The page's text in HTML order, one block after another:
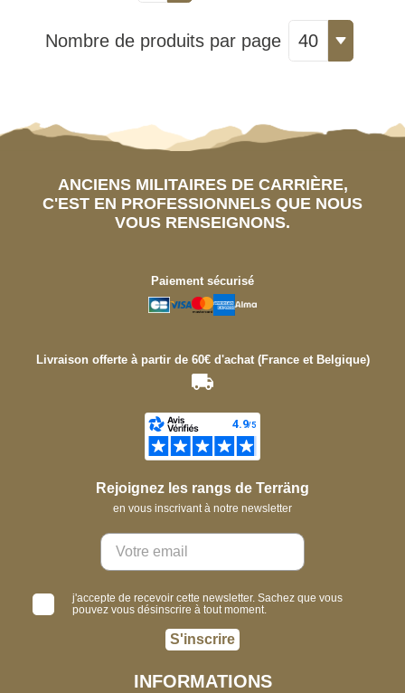
Nombre de produits par page 40
ANCIENS MILITAIRES DE CARRIÈRE,
C'EST EN PROFESSIONNELS QUE NOUS
VOUS RENSEIGNONS.
Paiement sécurisé
Livraison offerte à partir de 60€ d'achat (France et Belgique)
Rejoignez les rangs de Terräng
en vous inscrivant à notre newsletter
j'accepte de recevoir cette newsletter. Sachez que vous
pouvez vous désinscrire à tout moment.
S'inscrire
INFORMATIONS